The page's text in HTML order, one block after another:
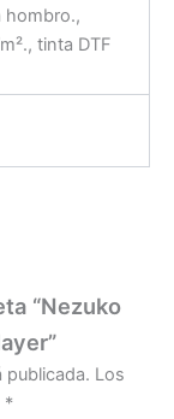
hombro.,
tinta DTF
“Nezuko
publicada. Los
*